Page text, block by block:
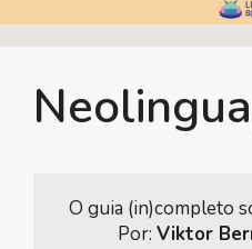
O guia (in)completo
Por: Viktor